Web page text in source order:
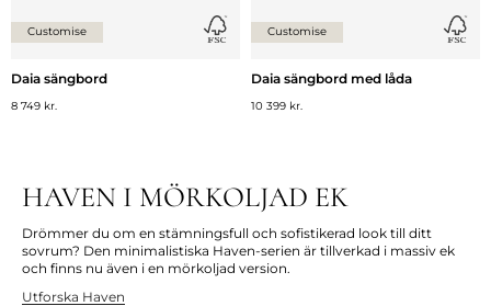
Customise
Daia sängbord
8 749 kr.
Customise
Daia sängbord med låda
10 399 kr.
HAVEN I MÖRKOLJAD EK
Drömmer du om en stämningsfull och sofistikerad look till ditt
sovrum? Den minimalistiska Haven-serien är tillverkad i massiv ek
och finns nu även i en mörkoljad version.
Utforska Haven